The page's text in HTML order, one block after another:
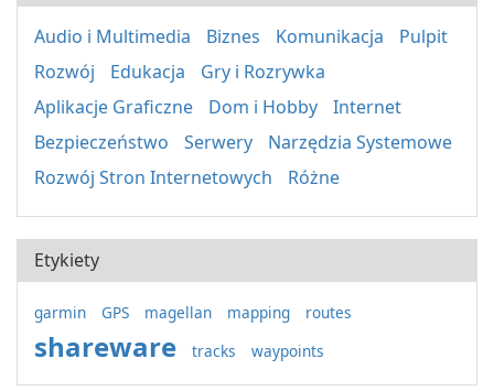
Audio i Multimedia Biznes Komunikacja
Pulpit
Rozwój
Edukacja
Gry i Rozrywka
Aplikacje Graficzne
Dom i Hobby
Internet
Bezpieczeństwo
Serwery
Narzędzia Systemowe
Rozwój Stron Internetowych
Różne
Etykiety
garmin GPS magellan mapping routes
shareware tracks waypoints